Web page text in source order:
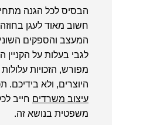
הבסיס לכל הגנה
חשוב מאוד לעגן
המעצב והספקים
לגבי בעלות על הקניין
מפורש, הזכויות
היוצרים, ולא בידיכם.
עיצוב משרדים חייב
משפטית בנושא זה.